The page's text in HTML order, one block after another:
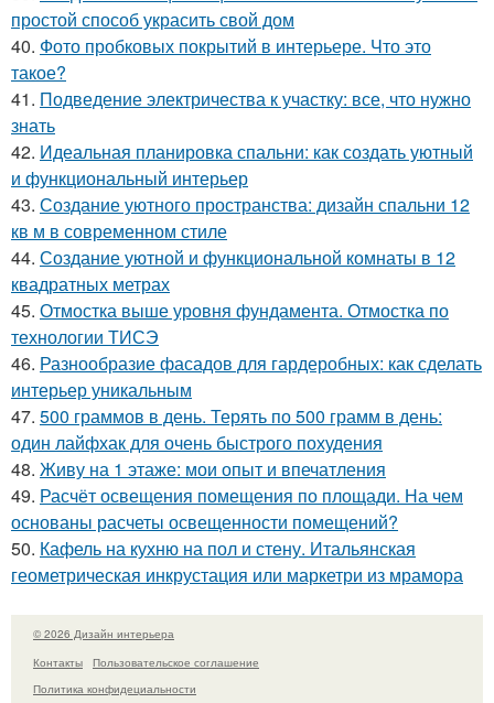
простой способ украсить свой дом
40. Фото пробковых покрытий в интерьере. Что это
такое?
41. Подведение электричества к участку: все, что нужно
знать
42. Идеальная планировка спальни: как создать уютный
и функциональный интерьер
43. Создание уютного пространства: дизайн спальни 12
кв м в современном стиле
44. Создание уютной и функциональной комнаты в 12
квадратных метрах
45. Отмостка выше уровня фундамента. Отмостка по
технологии ТИСЭ
46. Разнообразие фасадов для гардеробных: как сделать
интерьер уникальным
47. 500 граммов в день. Терять по 500 грамм в день:
один лайфхак для очень быстрого похудения
48. Живу на 1 этаже: мои опыт и впечатления
49. Расчёт освещения помещения по площади. На чем
основаны расчеты освещенности помещений?
50. Кафель на кухню на пол и стену. Итальянская
геометрическая инкрустация или маркетри из мрамора
© 2026 Дизайн интерьера
Контакты
Пользовательское соглашение
Политика конфидециальности